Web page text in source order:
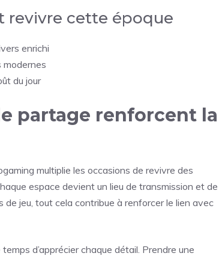
revivre cette époque
enrichi
modernes
du jour
partage renforcent la
multiplie les occasions de revivre des
espace devient un lieu de transmission et de
de jeu, tout cela contribue à renforcer le lien avec
d’apprécier chaque détail. Prendre une